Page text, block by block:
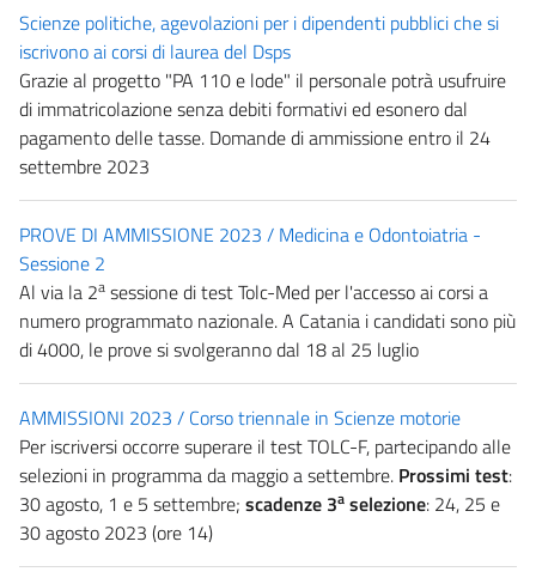
Scienze politiche, agevolazioni per i dipendenti pubblici che si
iscrivono ai corsi di laurea del Dsps
Grazie al progetto "PA 110 e lode" il personale potrà usufruire
di immatricolazione senza debiti formativi ed esonero dal
pagamento delle tasse. Domande di ammissione entro il 24
settembre 2023
PROVE DI AMMISSIONE 2023 / Medicina e Odontoiatria -
Sessione 2
Al via la 2a sessione di test Tolc-Med per l'accesso ai corsi a
numero programmato nazionale. A Catania i candidati sono più
di 4000, le prove si svolgeranno dal 18 al 25 luglio
AMMISSIONI 2023 / Corso triennale in Scienze motorie
Per iscriversi occorre superare il test TOLC-F, partecipando alle
selezioni in programma da maggio a settembre. Prossimi test:
30 agosto, 1 e 5 settembre; scadenze 3a selezione: 24, 25 e
30 agosto 2023 (ore 14)